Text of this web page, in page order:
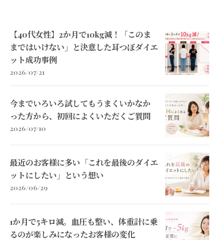
【40代女性】2か月で10kg減！「このま
まではいけない」と決意した耳つぼダイエ
ット成功事例
2026/07/21
今までいろいろ試してもうまくいかなか
った方から、初回によくいただくご質問
2026/07/10
最近のお客様に多い「これを最後のダイエ
ットにしたい」という想い
2026/06/29
1か月で5キロ減。血圧も整い、体重計に乗
るのが楽しみになったお客様の変化